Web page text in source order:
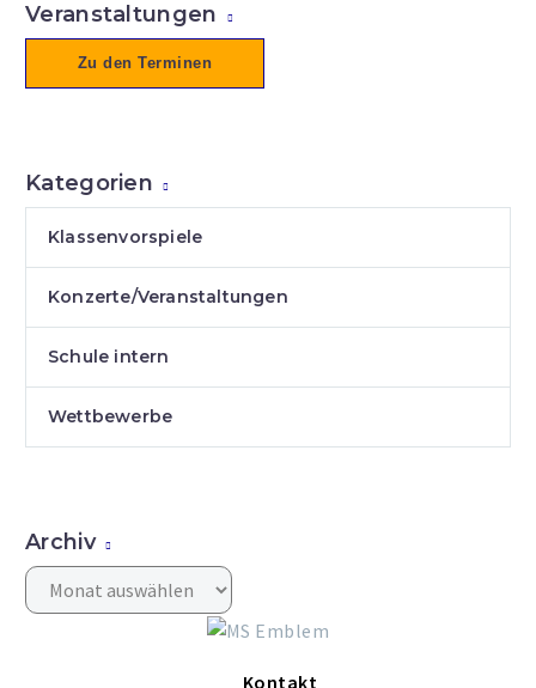
Veranstaltungen
Zu den Terminen
Kategorien
Klassenvorspiele
Konzerte/Veranstaltungen
Schule intern
Wettbewerbe
Archiv
Archiv
Kontakt